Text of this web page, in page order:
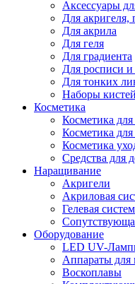
Аксессуары
Для акригеля,
Для акрила
Для геля
Для градиента
Для росписи и
Для тонких
Наборы кистей
Косметика
Косметика
Косметика
Косметика
Средства для
Наращивание
Акригели
Акриловая
Гелевая
Оборудование
LED UV-
Аппараты для
Воскоплавы